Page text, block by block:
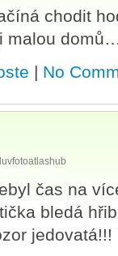
chodit
malou
| No
čas na
bledá